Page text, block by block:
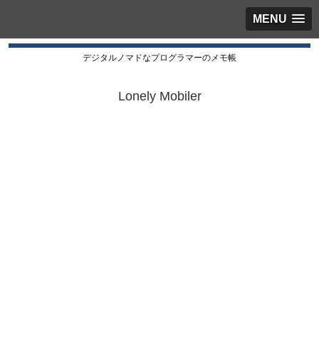
MENU
デジタルノマドなプログラマーのメモ帳
Lonely Mobiler